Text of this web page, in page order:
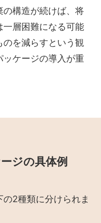
の構造が続けば、将
層困難になる可能
を減らすという観
ッケージの導入が重
ジの具体例
2種類に分けられま